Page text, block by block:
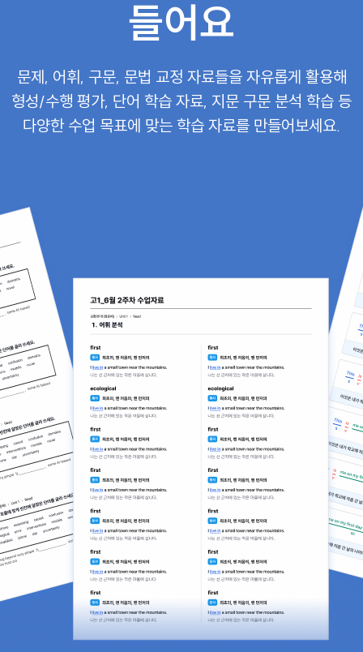
들어요
문제, 어휘, 구문, 문법 교정 자료들을 자유롭게 활용해
형성/수행 평가, 단어 학습 자료, 지문 구문 분석 학습 등
다양한 수업 목표에 맞는 학습 자료를 만들어보세요.